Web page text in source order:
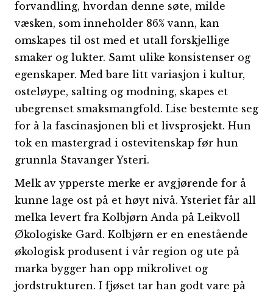
forvandling, hvordan denne søte, milde
væsken, som inneholder 86% vann, kan
omskapes til ost med et utall forskjellige
smaker og lukter. Samt ulike konsistenser og
egenskaper. Med bare litt variasjon i kultur,
osteløype, salting og modning, skapes et
ubegrenset smaksmangfold. Lise bestemte seg
for å la fascinasjonen bli et livsprosjekt. Hun
tok en mastergrad i ostevitenskap før hun
grunnla Stavanger Ysteri.
Melk av ypperste merke er avgjørende for å
kunne lage ost på et høyt nivå. Ysteriet får all
melka levert fra Kolbjørn Anda på Leikvoll
Økologiske Gard. Kolbjørn er en enestående
økologisk produsent i vår region og ute på
marka bygger han opp mikrolivet og
jordstrukturen. I fjøset tar han godt vare på